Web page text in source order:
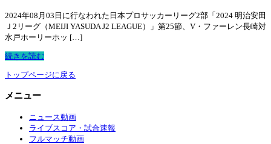
2024年08月03日に行なわれた日本プロサッカーリーグ2部「2024 明治安田
Ｊ2リーグ（MEIJI YASUDA J2 LEAGUE）」第25節、V・ファーレン長崎対
水戸ホーリーホッ […]
続きを読む
トップページに戻る
メニュー
ニュース動画
ライブスコア・試合速報
フルマッチ動画